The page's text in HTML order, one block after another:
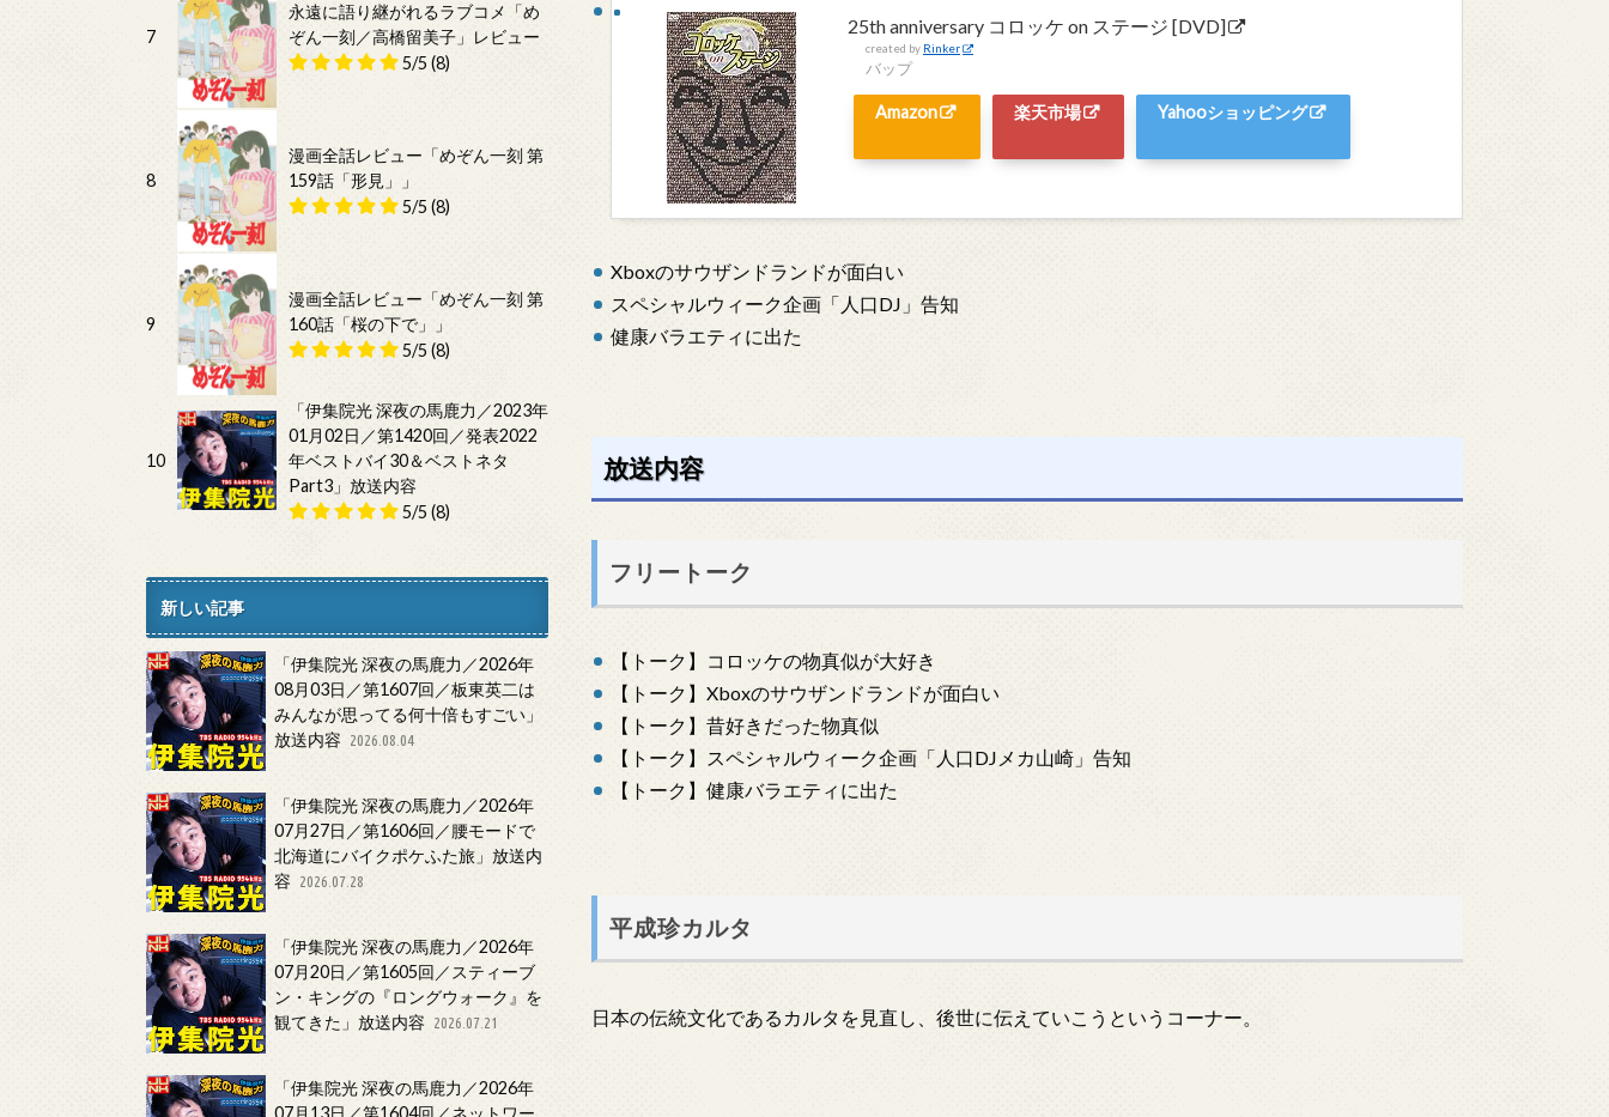
25th anniversary コロッケ on ステージ [DVD]
created by Rinker
バップ
Amazon 楽天市場 Yahooショッピング
Xboxのサウザンドランドが面白い
スペシャルウィーク企画「人口DJ」告知
健康バラエティに出た
放送内容
フリートーク
【トーク】コロッケの物真似が大好き
【トーク】Xboxのサウザンドランドが面白い
【トーク】昔好きだった物真似
【トーク】スペシャルウィーク企画「人口DJメカ山崎」告知
【トーク】健康バラエティに出た
平成珍カルタ
日本の伝統文化であるカルタを見直し、後世に伝えていこうというコーナー。
7
永遠に語り継がれるラブコメ「め
ぞん一刻／高橋留美子」レビュー
5/5 (8)
8
漫画全話レビュー「めぞん一刻 第
159話「形見」」
5/5 (8)
9
漫画全話レビュー「めぞん一刻 第
160話「桜の下で」」
5/5 (8)
10
「伊集院光 深夜の馬鹿力／2023年
01月02日／第1420回／発表2022
年ベストバイ30＆ベストネタ
Part3」放送内容
5/5 (8)
新しい記事
「伊集院光 深夜の馬鹿力／2026年
08月03日／第1607回／板東英二は
みんなが思ってる何十倍もすごい」
放送内容
2026.08.04
「伊集院光 深夜の馬鹿力／2026年
07月27日／第1606回／腰モードで
北海道にバイクポケふた旅」放送内
容
2026.07.28
「伊集院光 深夜の馬鹿力／2026年
07月20日／第1605回／スティーブ
ン・キングの『ロングウォーク』を
観てきた」放送内容
2026.07.21
「伊集院光 深夜の馬鹿力／2026年
07月13日／第1604回／ネットワー